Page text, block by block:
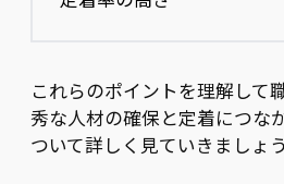
これらのポイントを理解して
秀な人材の確保と定着につな
ついて詳しく見ていきましょう